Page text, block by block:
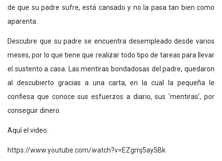
de que su padre sufre, está cansado y no la pasa tan bien como
aparenta.
Descubre que su padre se encuentra desempleado desde varios
meses, por lo que tiene que realizar todo tipo de tareas para llevar
el sustento a casa. Las mentiras bondadosas del padre, quedaron
al descubierto gracias a una carta, en la cual la pequeña le
confiesa que conoce sus esfuerzos a diario, sus ‘mentiras’, por
conseguir dinero.
Aquí el video:
https://www.youtube.com/watch?v=EZgmj5ay5Bk